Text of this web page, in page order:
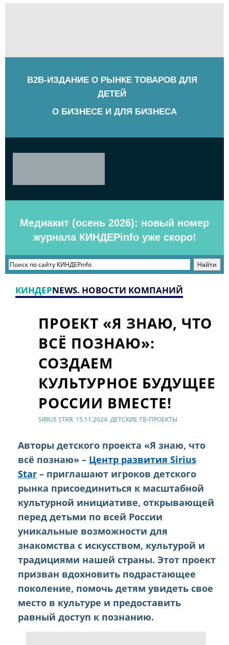
B2B-ИЗДАНИЕ О РЫНКЕ ТОВАРОВ ДЛЯ
ДЕТЕЙ
О БИЗНЕСЕ И ДЛЯ БИЗНЕСА
Медиакит (осень 2026): новый номер
журнала КИНДЕРinfo уже скоро!
КИНДЕРNEWS. НОВОСТИ КОМПАНИЙ
ПРОЕКТ «Я ЗНАЮ, ЧТО
ВСЁ ПОЗНАЮ»:
СОЗДАЕМ
КУЛЬТУРНОЕ БУДУЩЕЕ
РОССИИ ВМЕСТЕ!
SIRIUS STAR. 15.11.2024. ДЕТСКИЕ ТВ-ПРОЕКТЫ
Авторы детского проекта «Я знаю, что
всё познаю» – Центр развития Sirius
Star – приглашают игроков детского
рынка присоединиться к масштабной
культурной инициативе, открывающей
перед детьми по всей России
уникальные возможности для
знакомства с искусством, культурой и
традициями нашей страны. Этот проект
призван вдохновить подрастающее
поколение, помочь детям увидеть свое
место в культуре и предоставить
равный доступ к познанию.